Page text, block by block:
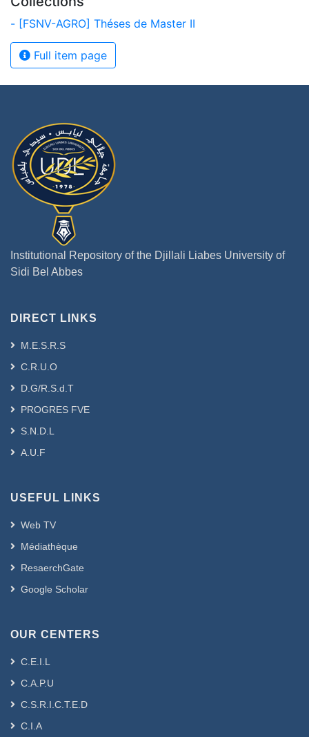
- [FSNV-AGRO] Théses de Master II
Full item page
Institutional Repository of the Djillali Liabes University of
Sidi Bel Abbes
DIRECT LINKS
M.E.S.R.S
C.R.U.O
D.G/R.S.d.T
PROGRES FVE
S.N.D.L
A.U.F
USEFUL LINKS
Web TV
Médiathèque
ResaerchGate
Google Scholar
OUR CENTERS
C.E.I.L
C.A.P.U
C.S.R.I.C.T.E.D
C.I.A